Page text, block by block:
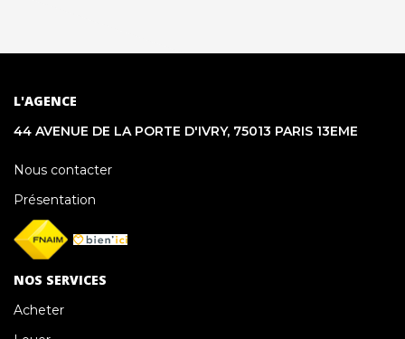
L'AGENCE
44 AVENUE DE LA PORTE D'IVRY, 75013 PARIS 13EME
Nous contacter
Présentation
NOS SERVICES
Acheter